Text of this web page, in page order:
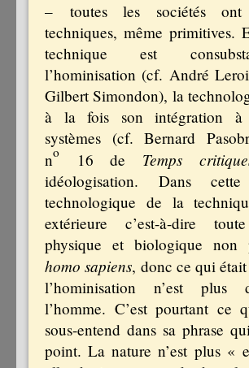
– toutes les sociétés
techniques, même primitives.
technique est
l’hominisation (cf. André
Gilbert Simondon), la
à la fois son intégration à
systèmes (cf. Bernard
no 16 de Temps
idéologisation. Dans cette
technologique de la
extérieure c’est-à-dire
physique et biologique non
homo sapiens, donc ce qui
l’hominisation n’est plus
l’homme. C’est pourtant ce
sous-entend dans sa phrase
point. La nature n’est plus «